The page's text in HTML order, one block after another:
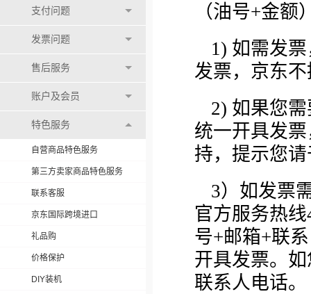
支付问题
发票问题
售后服务
账户及会员
特色服务
自营商品特色服务
第三方卖家商品特色服务
联系客服
京东国际跨境进口
礼品购
价格保护
DIY装机
（油号+金
1) 如需发
发票，京东
2) 如果您
统一开具发
持，提示您
3）如发票
官方服务热
号+邮箱+联
开具发票。
联系人电话。